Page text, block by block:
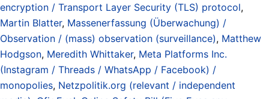
encryption / Transport Layer Security (TLS) protocol,
Martin Blatter, Massenerfassung (Überwachung) /
Observation / (mass) observation (surveillance), Matthew
Hodgson, Meredith Whittaker, Meta Platforms Inc.
(Instagram / Threads / WhatsApp / Facebook) /
monopolies, Netzpolitik.org (relevant / independent